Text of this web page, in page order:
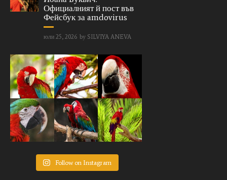
Официалният й пост във
Фейсбук за amdovirus
юли 25, 2026 by SILVIYA ANEVA
Follow on Instagram